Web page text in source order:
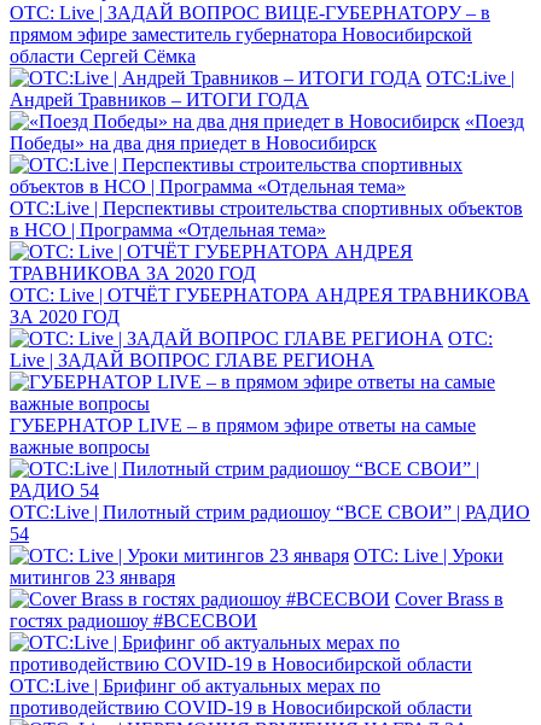
ОТС: Live | ЗАДАЙ ВОПРОС ВИЦЕ-ГУБЕРНАТОРУ – в
прямом эфире заместитель губернатора Новосибирской
области Сергей Сёмка
ОТС:Live |
Андрей Травников – ИТОГИ ГОДА
«Поезд
Победы» на два дня приедет в Новосибирск
ОТС:Live | Перспективы строительства спортивных объектов
в НСО | Программа «Отдельная тема»
ОТС: Live | ОТЧЁТ ГУБЕРНАТОРА АНДРЕЯ ТРАВНИКОВА
ЗА 2020 ГОД
ОТС:
Live | ЗАДАЙ ВОПРОС ГЛАВЕ РЕГИОНА
ГУБЕРНАТОР LIVE – в прямом эфире ответы на самые
важные вопросы
ОТС:Live | Пилотный стрим радиошоу “ВСЕ СВОИ” | РАДИО
54
ОТС: Live | Уроки
митингов 23 января
Cover Brass в
гостях радиошоу #ВСЕСВОИ
ОТС:Live | Брифинг об актуальных мерах по
противодействию COVID-19 в Новосибирской области